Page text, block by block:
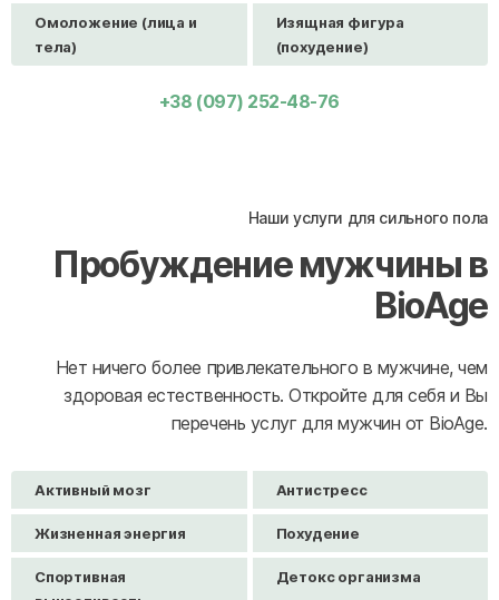
Омоложение (лица и
тела)
Изящная фигура
(похудение)
+38 (097) 252-48-76
Наши услуги для сильного пола
Пробуждение мужчины в
BioAge
Нет ничего более привлекательного в мужчине, чем
здоровая естественность. Откройте для себя и Вы
перечень услуг для мужчин от BioAge.
Активный мозг Антистресс
Жизненная энергия Похудение
Спортивная
Детокс организма